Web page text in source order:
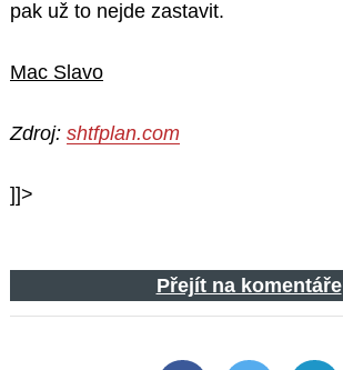
pak už to nejde zastavit.
Mac Slavo
Zdroj: shtfplan.com
]]>
Přejít na komentáře